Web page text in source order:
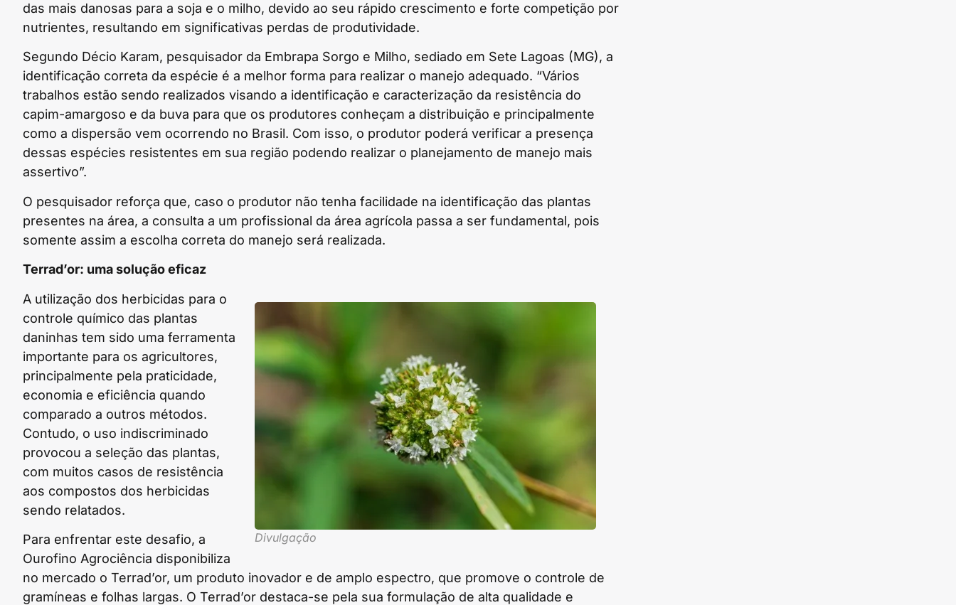
das mais danosas para a soja e o milho, devido ao seu rápido crescimento e forte competição por
nutrientes, resultando em significativas perdas de produtividade.
Segundo Décio Karam, pesquisador da Embrapa Sorgo e Milho, sediado em Sete Lagoas (MG), a
identificação correta da espécie é a melhor forma para realizar o manejo adequado. “Vários
trabalhos estão sendo realizados visando a identificação e caracterização da resistência do
capim-amargoso e da buva para que os produtores conheçam a distribuição e principalmente
como a dispersão vem ocorrendo no Brasil. Com isso, o produtor poderá verificar a presença
dessas espécies resistentes em sua região podendo realizar o planejamento de manejo mais
assertivo”.
O pesquisador reforça que, caso o produtor não tenha facilidade na identificação das plantas
presentes na área, a consulta a um profissional da área agrícola passa a ser fundamental, pois
somente assim a escolha correta do manejo será realizada.
Terrad’or: uma solução eficaz
Divulgação
A utilização dos herbicidas para o
controle químico das plantas
daninhas tem sido uma ferramenta
importante para os agricultores,
principalmente pela praticidade,
economia e eficiência quando
comparado a outros métodos.
Contudo, o uso indiscriminado
provocou a seleção das plantas,
com muitos casos de resistência
aos compostos dos herbicidas
sendo relatados.
Para enfrentar este desafio, a
Ourofino Agrociência disponibiliza
no mercado o Terrad’or, um produto inovador e de amplo espectro, que promove o controle de
gramíneas e folhas largas. O Terrad’or destaca-se pela sua formulação de alta qualidade e